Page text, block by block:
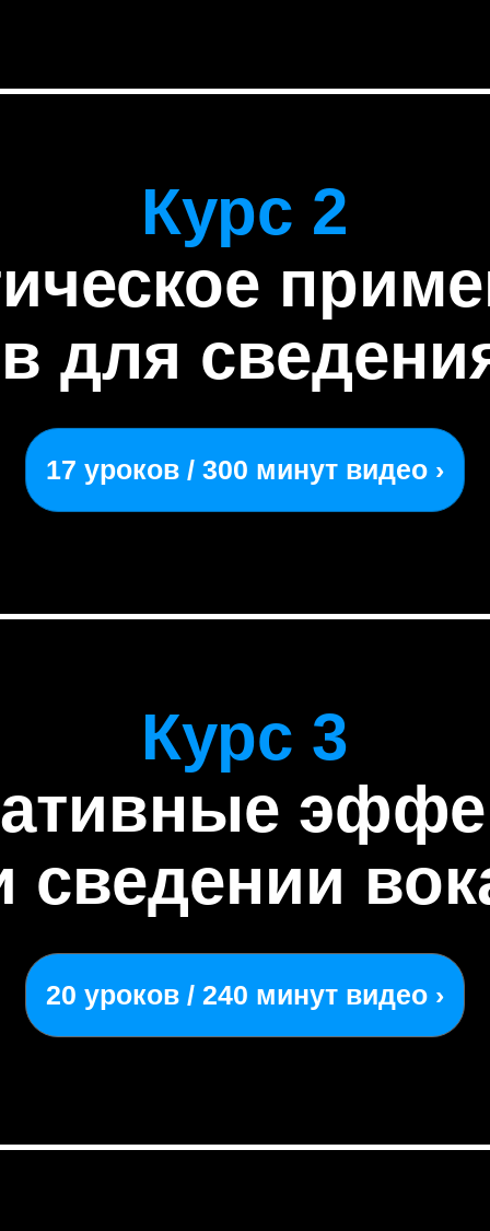
Курс 3
сведении
Курс 2
для
20 уроков / 240 минут видео ›
17 уроков / 300 минут видео ›